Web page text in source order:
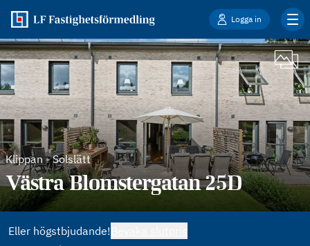
Logga in
Klippan -Solslätt
Västra Blomstergatan 25D
Eller högstbjudande!